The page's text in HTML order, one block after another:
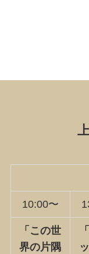
10:00〜
「 この世
界の片隅
「